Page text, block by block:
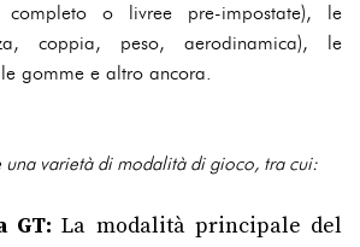
o livree pre-impostate), le
coppia, peso, aerodinamica), le
gomme e altro ancora.
una varietà di modalità di gioco, tra cui:
GT: La modalità principale del